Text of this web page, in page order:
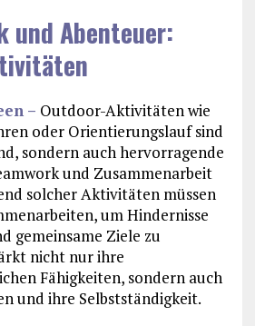
und Abenteuer:
– Outdoor-Aktivitäten wie
oder Orientierungslauf sind
sondern auch hervorragende
und Zusammenarbeit
solcher Aktivitäten müssen
um Hindernisse
gemeinsame Ziele zu
nicht nur ihre
Fähigkeiten, sondern auch
und ihre Selbstständigkeit.